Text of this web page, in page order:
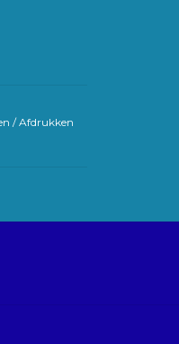
/Afdrukken